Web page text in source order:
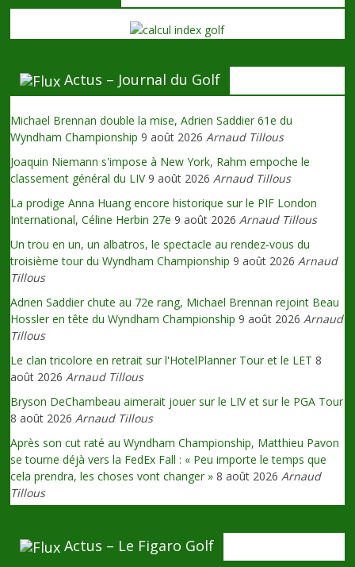
Actus – Journal du Golf
Michael Brennan double la mise, Adrien Saddier 61e du
Wyndham Championship 9 août 2026 Arnaud Tillous
Joaquin Niemann s'impose à New York, Rahm empoche le
classement général du LIV 9 août 2026 Arnaud Tillous
La prodige Anna Huang encore historique sur le PIF London
International, Céline Herbin 27e 9 août 2026 Arnaud Tillous
Un trou en un, un albatros, le spectacle au rendez-vous du
troisième tour du Wyndham Championship 9 août 2026 Arnaud
Tillous
Adrien Saddier chute au 72e rang, Michael Brennan rejoint Beau
Hossler en tête du Wyndham Championship 9 août 2026 Arnaud
Tillous
Le clan tricolore en retrait sur l'HotelPlanner Tour et le LET 8
août 2026 Arnaud Tillous
Bryson DeChambeau aimerait jouer sur le LIV et sur le PGA Tour
8 août 2026 Arnaud Tillous
Après son cut raté au Wyndham Championship, Matthieu Pavon
se tourne déjà vers la FedEx Fall : « Peu importe le temps que
cela prendra, les choses vont changer » 8 août 2026 Arnaud
Tillous
Actus – Le Figaro Golf